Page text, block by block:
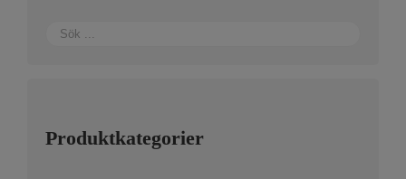
Produktkategorier